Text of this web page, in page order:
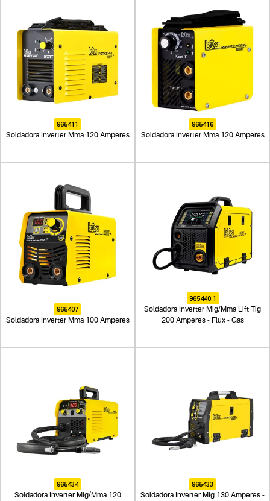
965411
Soldadora Inverter Mma 120 Amperes
965416
Soldadora Inverter Mma 120 Amperes
965407
Soldadora Inverter Mma 100 Amperes
965440.1
Soldadora Inverter Mig/Mma Lift Tig
200 Amperes - Flux - Gas
965434
Soldadora Inverter Mig/Mma 120
965433
Soldadora Inverter Mig 130 Amperes -